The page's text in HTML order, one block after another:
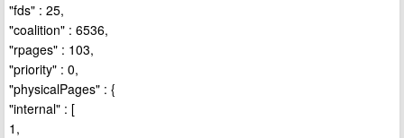
"fds" : 25,
"coalition" : 6536,
"rpages" : 103,
"priority" : 0,
"physicalPages" : {
"internal" : [
1,